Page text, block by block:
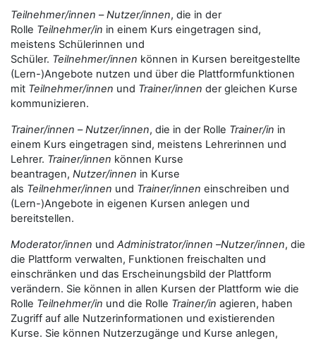
Teilnehmer/innen –Nutzer/innen, die in der
Rolle Teilnehmer/in in einem Kurs eingetragen sind,
meistens Schülerinnen und
Schüler. Teilnehmer/innen können in Kursen bereitgestellte
(Lern-)Angebote nutzen und über die Plattformfunktionen
mit Teilnehmer/innen und Trainer/innen der gleichen Kurse
kommunizieren.
Trainer/innen –Nutzer/innen, die in der Rolle Trainer/in in
einem Kurs eingetragen sind, meistens Lehrerinnen und
Lehrer. Trainer/innen können Kurse
beantragen, Nutzer/innen in Kurse
als Teilnehmer/innen und Trainer/innen einschreiben und
(Lern-)Angebote in eigenen Kursen anlegen und
bereitstellen.
Moderator/innen und Administrator/innen –Nutzer/innen, die
die Plattform verwalten, Funktionen freischalten und
einschränken und das Erscheinungsbild der Plattform
verändern. Sie können in allen Kursen der Plattform wie die
Rolle Teilnehmer/in und die Rolle Trainer/in agieren, haben
Zugriff auf alle Nutzerinformationen und existierenden
Kurse. Sie können Nutzerzugänge und Kurse anlegen,